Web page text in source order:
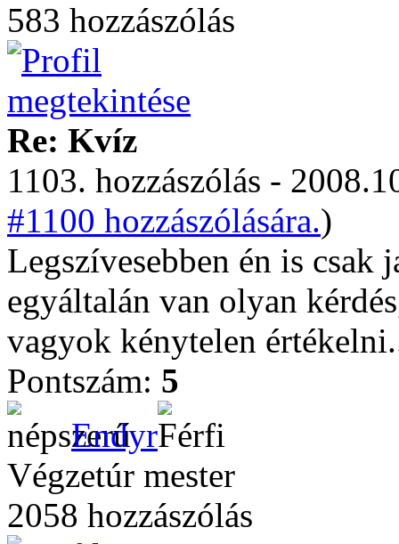
583 hozzászólás
Re: Kvíz
1103. hozzászólás -
#1100 hozzászólására.)
Legszívesebben én is
egyáltalán van olyan
vagyok kénytelen
Pontszám: 5
Endyr
Végzetúr mester
2058 hozzászólás